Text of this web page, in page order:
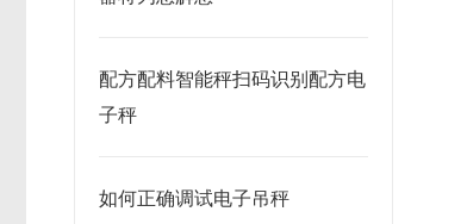
配方配料智能秤扫码识别配方电
子秤
如何正确调试电子吊秤